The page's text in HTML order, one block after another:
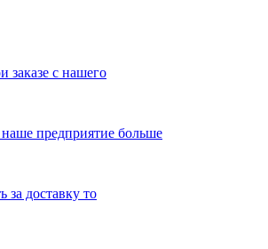
заказе с нашего
предприятие больше
за доставку то